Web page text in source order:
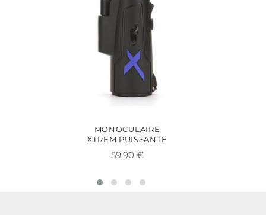
MONOCULAIRE
XTREM PUISSANTE
Prix
59,90 €